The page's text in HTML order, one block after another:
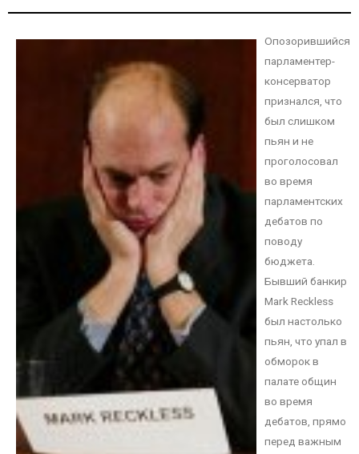
Опозорившийся
парламентер-
консерватор
признался, что
был слишком
пьян и не
проголосовал
во время
парламентских
дебатов по
поводу
бюджета.
Бывший банкир
Mark Reckless
был настолько
пьян, что упал в
обморок в
палате общин
во время
дебатов, прямо
перед важным